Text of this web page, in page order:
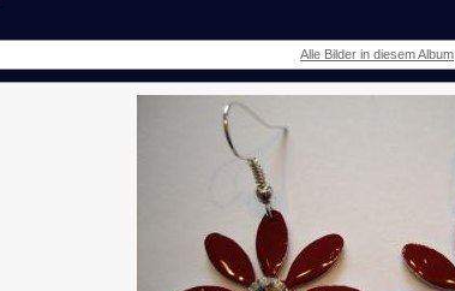
Alle Bilder in diesem Album